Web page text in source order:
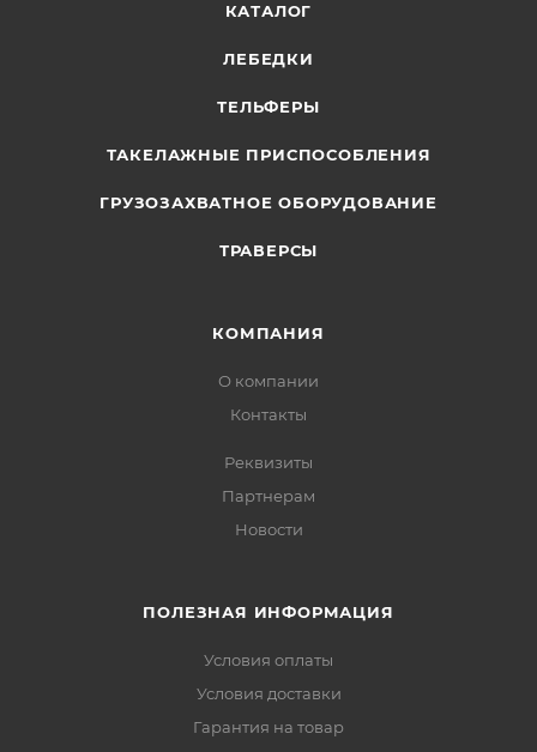
КАТАЛОГ
ЛЕБЕДКИ
ТЕЛЬФЕРЫ
ТАКЕЛАЖНЫЕ ПРИСПОСОБЛЕНИЯ
ГРУЗОЗАХВАТНОЕ ОБОРУДОВАНИЕ
ТРАВЕРСЫ
КОМПАНИЯ
О компании
Контакты
Реквизиты
Партнерам
Новости
ПОЛЕЗНАЯ ИНФОРМАЦИЯ
Условия оплаты
Условия доставки
Гарантия на товар